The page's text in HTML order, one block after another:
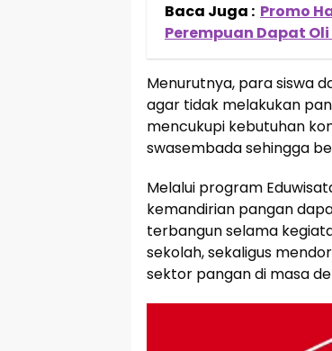
Baca Juga : Promo
Perempuan Dapat
Menurutnya, para siswa
agar tidak melakukan
mencukupi kebutuhan
swasembada sehingga
Melalui program
kemandirian pangan
terbangun selama
sekolah, sekaligus
sektor pangan di masa